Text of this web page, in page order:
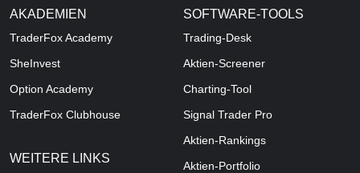
AKADEMIEN
TraderFox Academy
SheInvest
Option Academy
TraderFox Clubhouse
WEITERE LINKS
SOFTWARE-TOOLS
Trading-Desk
Aktien-Screener
Charting-Tool
Signal Trader Pro
Aktien-Rankings
Aktien-Portfolio